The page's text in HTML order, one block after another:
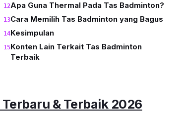
Apa Guna Thermal Pada Tas Badminton?
Cara Memilih Tas Badminton yang Bagus
Kesimpulan
Konten Lain Terkait Tas Badminton
Terbaik
Terbaru & Terbaik 2026